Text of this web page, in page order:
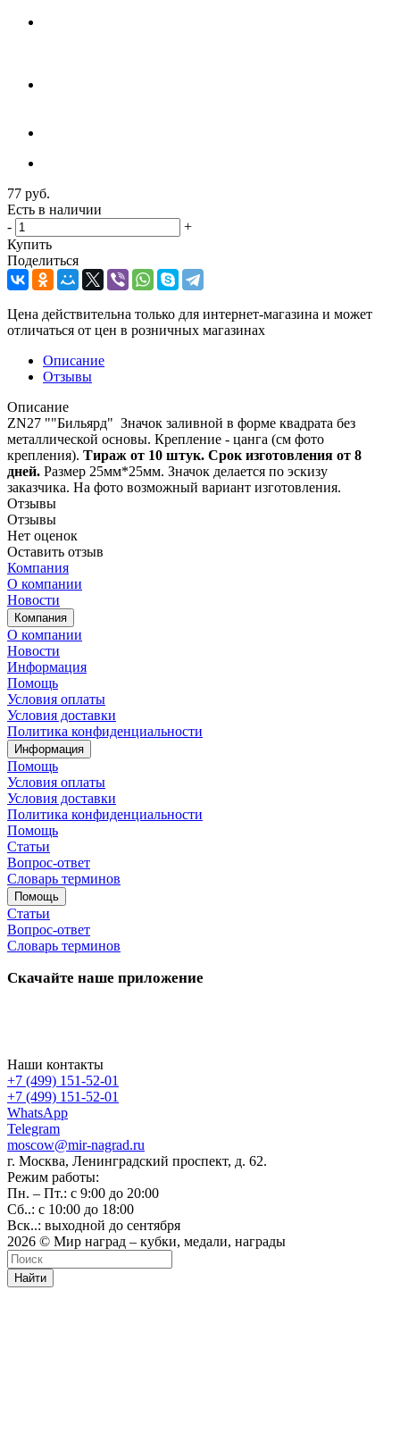
77 руб.
Есть в наличии
-
+
Купить
Поделиться
Цена действительна только для интернет-магазина и может
отличаться от цен в розничных магазинах
Описание
Отзывы
Описание
ZN27 ""Бильярд" Значок заливной в форме квадрата без
металлической основы. Крепление - цанга (см фото
крепления). Тираж от 10 штук. Срок изготовления от 8
дней. Размер 25мм*25мм. Значок делается по эскизу
заказчика. На фото возможный вариант изготовления.
Отзывы
Отзывы
Нет оценок
Оставить отзыв
Компания
О компании
Новости
Компания
О компании
Новости
Информация
Помощь
Условия оплаты
Условия доставки
Политика конфиденциальности
Информация
Помощь
Условия оплаты
Условия доставки
Политика конфиденциальности
Помощь
Статьи
Вопрос-ответ
Словарь терминов
Помощь
Статьи
Вопрос-ответ
Словарь терминов
Скачайте наше приложение
Наши контакты
+7 (499) 151-52-01
+7 (499) 151-52-01
WhatsApp
Telegram
moscow@mir-nagrad.ru
г. Москва, Ленинградский проспект, д. 62.
Режим работы:
Пн. – Пт.: с 9:00 до 20:00
Сб..: с 10:00 до 18:00
Вск..: выходной до сентября
2026 © Мир наград – кубки, медали, награды
Найти